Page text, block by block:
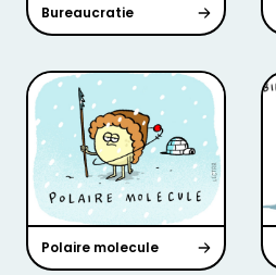
Bureaucratie
Polaire molecule